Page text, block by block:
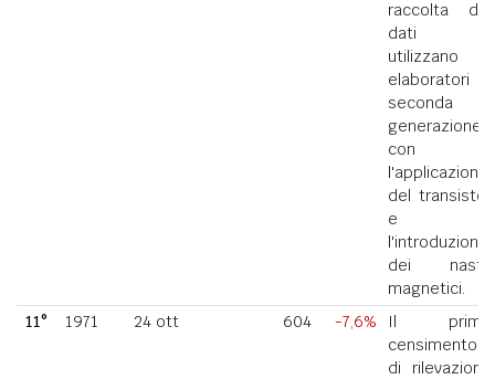
raccolta dei
dati si
utilizzano
elaboratori di
seconda
generazione
con
l'applicazione
del transistor
e
l'introduzione
dei nastri
magnetici.
11°
1971 24 ott 604 -7,6%
Il primo
censimento
di rilevazione